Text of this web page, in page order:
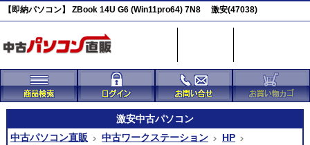
【即納パソコン】 ZBook 14U G6 (Win11pro64) 7N8 激安(47038)
激安中古パソコン
中古パソコン直販
中古ワークステーション
HP